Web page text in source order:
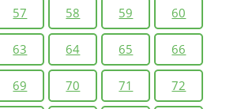
57 58 59 60
63 64 65 66
69 70 71 72